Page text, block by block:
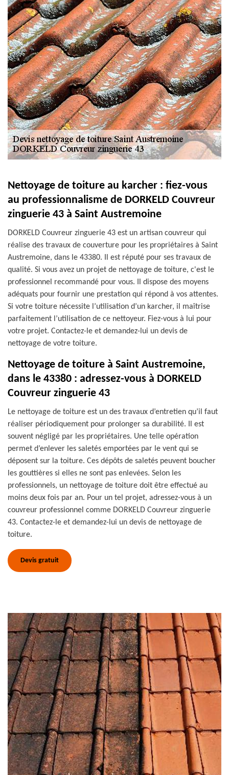
Nettoyage de toiture au karcher : fiez-vous
au professionnalisme de DORKELD Couvreur
zinguerie 43 à Saint Austremoine
DORKELD Couvreur zinguerie 43 est un artisan couvreur qui
réalise des travaux de couverture pour les propriétaires à Saint
Austremoine, dans le 43380. Il est réputé pour ses travaux de
qualité. Si vous avez un projet de nettoyage de toiture, c'est le
professionnel recommandé pour vous. Il dispose des moyens
adéquats pour fournir une prestation qui répond à vos attentes.
Si votre toiture nécessite l’utilisation d’un karcher, il maîtrise
parfaitement l’utilisation de ce nettoyeur. Fiez-vous à lui pour
votre projet. Contactez-le et demandez-lui un devis de
nettoyage de votre toiture.
Nettoyage de toiture à Saint Austremoine,
dans le 43380 : adressez-vous à DORKELD
Couvreur zinguerie 43
Le nettoyage de toiture est un des travaux d’entretien qu’il faut
réaliser périodiquement pour prolonger sa durabilité. Il est
souvent négligé par les propriétaires. Une telle opération
permet d’enlever les saletés emportées par le vent qui se
déposent sur la toiture. Ces dépôts de saletés peuvent boucher
les gouttières si elles ne sont pas enlevées. Selon les
professionnels, un nettoyage de toiture doit être effectué au
moins deux fois par an. Pour un tel projet, adressez-vous à un
couvreur professionnel comme DORKELD Couvreur zinguerie
43. Contactez-le et demandez-lui un devis de nettoyage de
toiture.
Devis gratuit